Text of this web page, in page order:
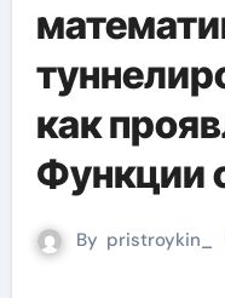
как
Функции
By pristroykin_